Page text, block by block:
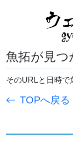
魚拓が見つ
そのURLと日時で
TOPへ戻る